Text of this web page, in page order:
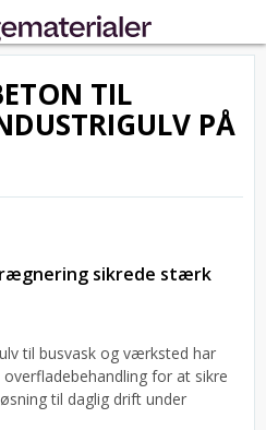
TIL
PÅ
sikrede stærk
til busvask og værksted har
for at sikre
til daglig drift under